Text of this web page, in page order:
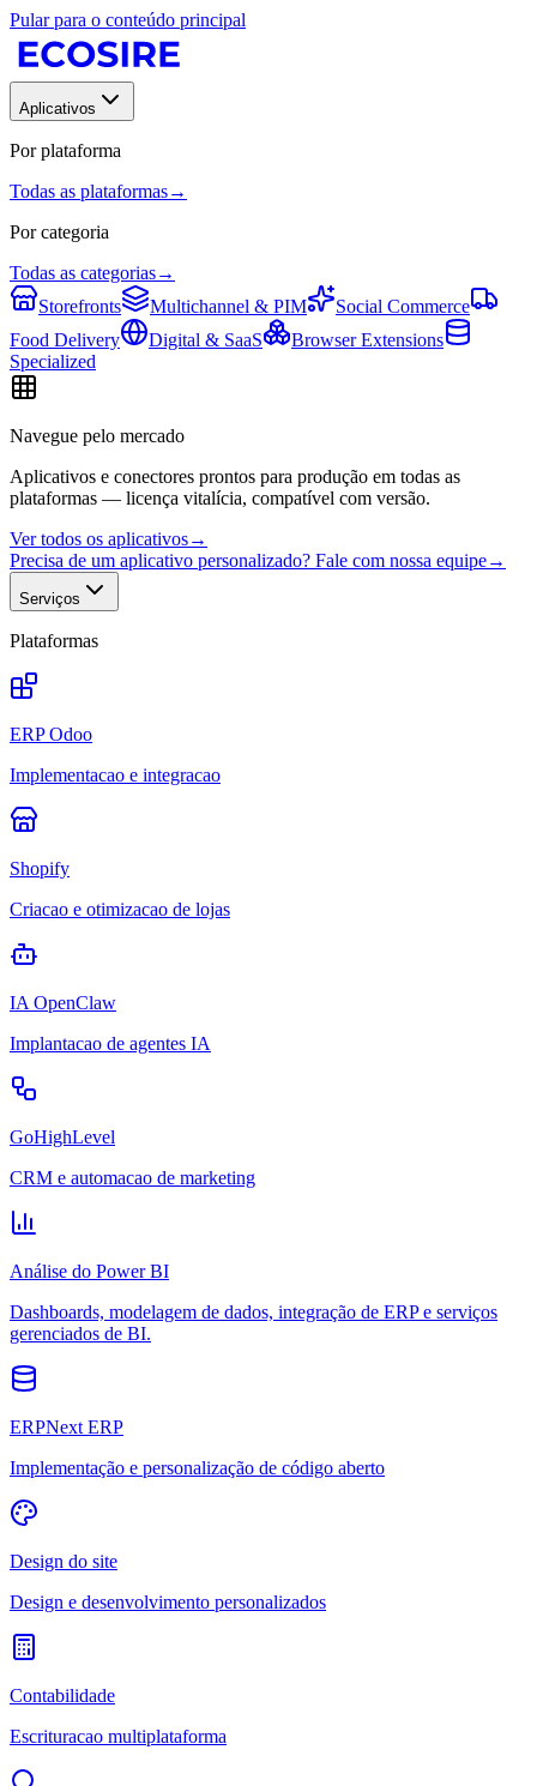
Pular para o conteúdo principal
Aplicativos
Por plataforma
Todas as plataformas→
Por categoria
Todas as categorias→
Storefronts
Multichannel & PIM
Social Commerce
Food Delivery
Digital & SaaS
Browser Extensions
Specialized
Navegue pelo mercado
Aplicativos e conectores prontos para produção em todas as
plataformas — licença vitalícia, compatível com versão.
Ver todos os aplicativos→
Precisa de um aplicativo personalizado? Fale com nossa equipe→
Serviços
Plataformas
ERP Odoo
Implementacao e integracao
Shopify
Criacao e otimizacao de lojas
IA OpenClaw
Implantacao de agentes IA
GoHighLevel
CRM e automacao de marketing
Análise do Power BI
Dashboards, modelagem de dados, integração de ERP e serviços
gerenciados de BI.
ERPNext ERP
Implementação e personalização de código aberto
Design do site
Design e desenvolvimento personalizados
Contabilidade
Escrituracao multiplataforma